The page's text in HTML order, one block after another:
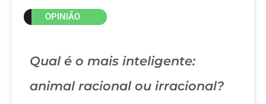
OPINIÃO
Qual é o mais inteligente:
animal racional ou irracional?